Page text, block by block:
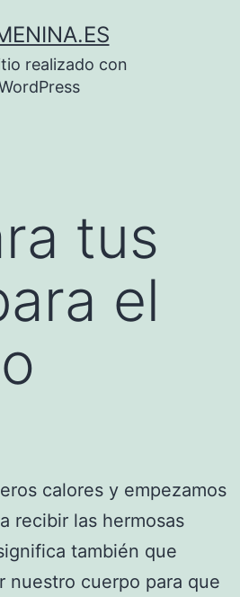
realizado con
tus
el
calores y empezamos
recibir las hermosas
también que
nuestro cuerpo para que